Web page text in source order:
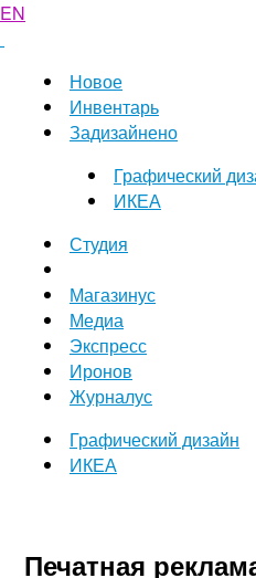
EN
Новое
Инвентарь
Задизайнено
Графический
ИКЕА
Студия
Магазинус
Медиа
Экспресс
Иронов
Журналус
Графический дизайн
ИКЕА
Печатная